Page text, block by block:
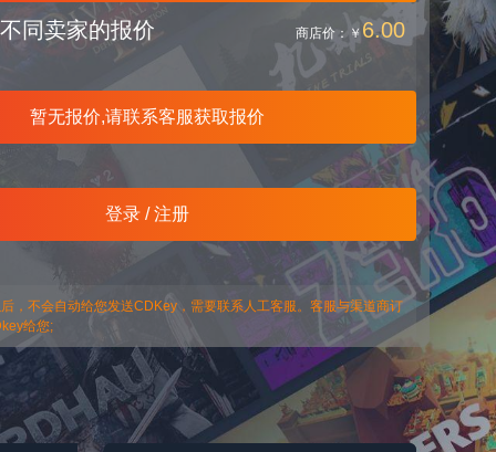
同卖家的报价 商店价： ￥ 6.00
暂无报价,请联系客服获取报价
登录 / 注册
，不会自动给您发送CDKey，需要联系人工客服。客服与渠道商订
给您;